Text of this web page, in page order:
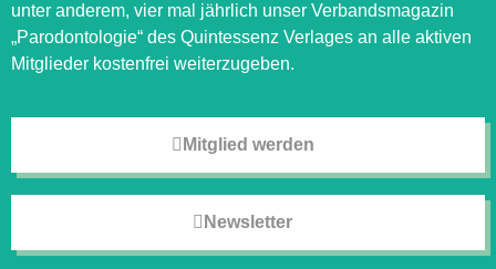
unter anderem, vier mal jährlich unser Verbandsmagazin
„Parodontologie“ des Quintessenz Verlages an alle aktiven
Mitglieder kostenfrei weiterzugeben.
Mitglied werden
Newsletter